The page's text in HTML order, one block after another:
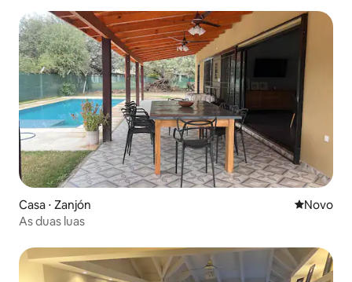
Casa ⋅ Zanjón Novo
Novo
As duas luas